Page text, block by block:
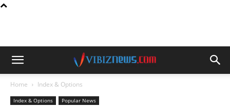
Home Index & Options
Index & Options Popular News